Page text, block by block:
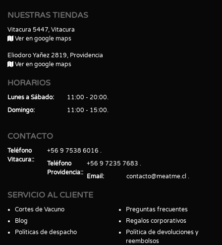
NUESTRAS TIENDAS
Vitacura 5447, Vitacura
Ver en google maps
Eliodoro Yañez 2819, Providencia
Ver en google maps
HORARIOS
Lunes a Sábado
11:00 - 20:00
Domingo
11:00 - 15:00
CONTACTO
Teléfono
Vitacura:
+56 9 7538 6016
Teléfono
Providencia:
+56 9 7235 7683
Email
contacto@meatme.cl
SERVICIO AL CLIENTE
Cortes de Vacuno
Blog
Políticas de despacho
Preguntas frecuentes
Regalos corporativos
Política de devoluciones y
reembolsos